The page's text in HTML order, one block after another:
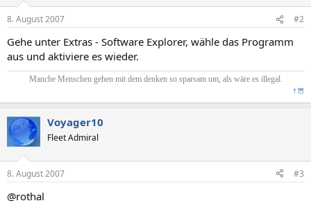
8. August 2007 #2
Gehe unter Extras - Software Explorer, wähle das Programm
aus und aktiviere es wieder.
Manche Menschen gehen mit dem denken so sparsam um, als wäre es illegal.
† 🦉
Voyager10
Fleet Admiral
8. August 2007 #3
@rothal